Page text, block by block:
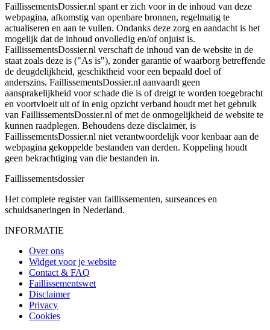
FaillissementsDossier.nl spant er zich voor in de inhoud van deze
webpagina, afkomstig van openbare bronnen, regelmatig te
actualiseren en aan te vullen. Ondanks deze zorg en aandacht is het
mogelijk dat de inhoud onvolledig en/of onjuist is.
FaillissementsDossier.nl verschaft de inhoud van de website in de
staat zoals deze is ("As is"), zonder garantie of waarborg betreffende
de deugdelijkheid, geschiktheid voor een bepaald doel of
anderszins. FaillissementsDossier.nl aanvaardt geen
aansprakelijkheid voor schade die is of dreigt te worden toegebracht
en voortvloeit uit of in enig opzicht verband houdt met het gebruik
van FaillissementsDossier.nl of met de onmogelijkheid de website te
kunnen raadplegen. Behoudens deze disclaimer, is
FaillissementsDossier.nl niet verantwoordelijk voor kenbaar aan de
webpagina gekoppelde bestanden van derden. Koppeling houdt
geen bekrachtiging van die bestanden in.
Faillissementsdossier
Het complete register van faillissementen, surseances en
schuldsaneringen in Nederland.
INFORMATIE
Over ons
Widget voor je website
Contact & FAQ
Faillissementswet
Disclaimer
Privacy
Cookies